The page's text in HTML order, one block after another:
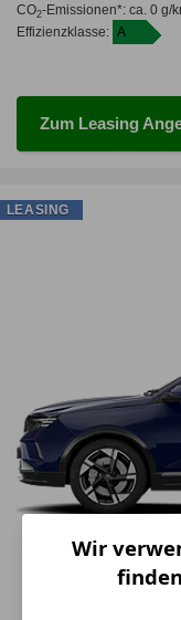
CO2-Emissionen*: ca. 0 g/
Effizienzklasse: A
Zum Leasing
LEASING
Wir